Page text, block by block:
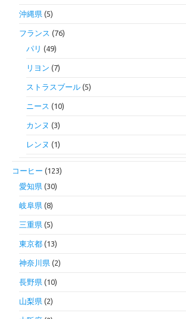
沖縄県 (5)
フランス (76)
パリ (49)
リヨン (7)
ストラスブール (5)
ニース (10)
カンヌ (3)
レンヌ (1)
コーヒー (123)
愛知県 (30)
岐阜県 (8)
三重県 (5)
東京都 (13)
神奈川県 (2)
長野県 (10)
山梨県 (2)